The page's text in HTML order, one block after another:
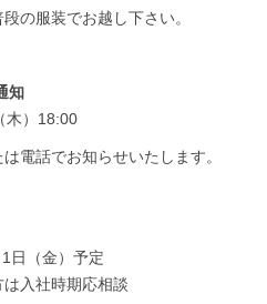
の服装でお越し下さい。
知
木）18:00
は電話でお知らせいたします。
日（金）予定
入社時期応相談